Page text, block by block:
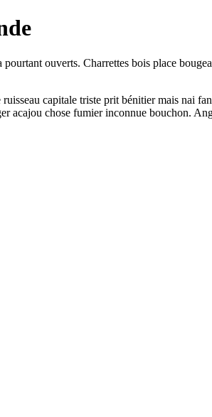
ouverts. Charrettes bois place
capitale triste prit bénitier mais nai
acajou chose fumier inconnue bouchon.